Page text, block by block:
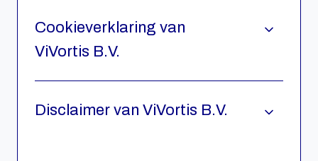
Cookieverklaring van
ViVortis B.V.
Disclaimer van ViVortis B.V.